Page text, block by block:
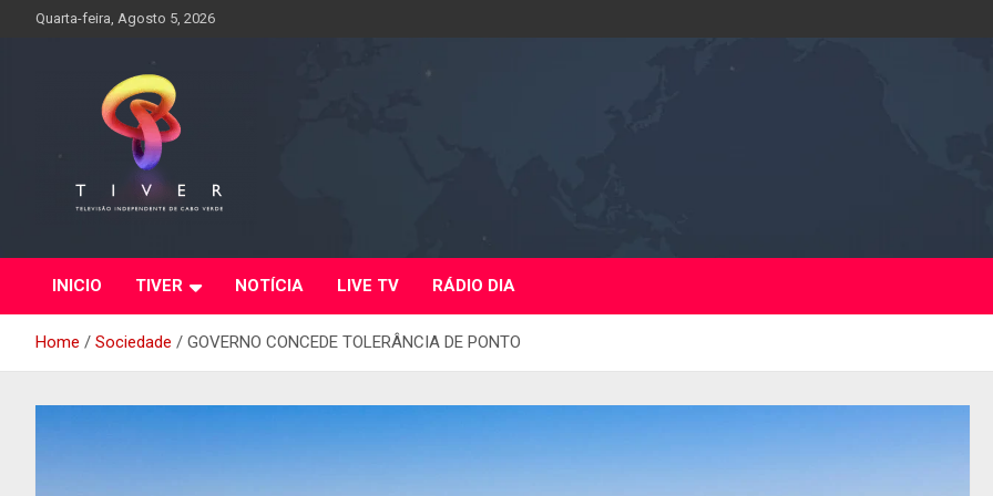
Quarta-feira, Agosto 5, 2026
INICIO TIVER NOTÍCIA LIVE TV RÁDIO DIA
Home Sociedade GOVERNO CONCEDE TOLERÂNCIA DE PONTO